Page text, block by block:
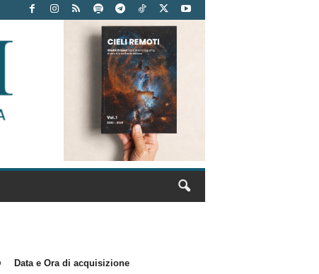
Data e Ora di acquisizione